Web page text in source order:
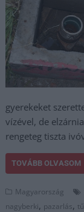
gyerekeket
vízével, de
rengeteg tiszta
TOVÁBB OLVASOM
Magyarország
nagyberki, pazarlás,